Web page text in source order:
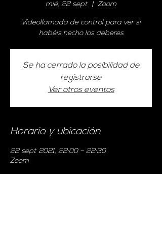
mié, 22 sept
  |
Zoom
Videollamada de control para ver si
habéis hecho los deberes
Se ha cerrado la posibilidad de
registrarse
Ver otros eventos
Horario y ubicación
22 sept 2021, 22:00 – 22:30
Zoom